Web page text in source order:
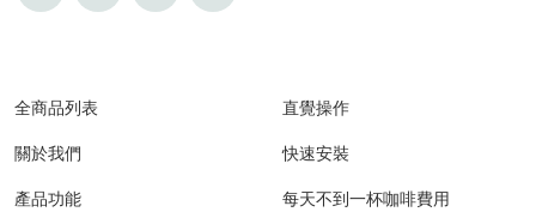
全商品列表
關於我們
產品功能
直覺操作
快速安裝
每天不到一杯咖啡費用